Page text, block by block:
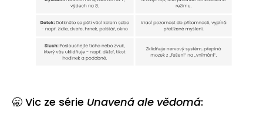
🥱 Vic ze série Unavená ale vědomá: